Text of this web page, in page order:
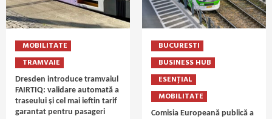
MOBILITATE
TRAMVAIE
Dresden introduce tramvaiul
FAIRTIQ: validare automată a
traseului și cel mai ieftin tarif
garantat pentru pasageri
BUCURESTI
BUSINESS HUB
ESENȚIAL
MOBILITATE
Comisia Europeană publică a